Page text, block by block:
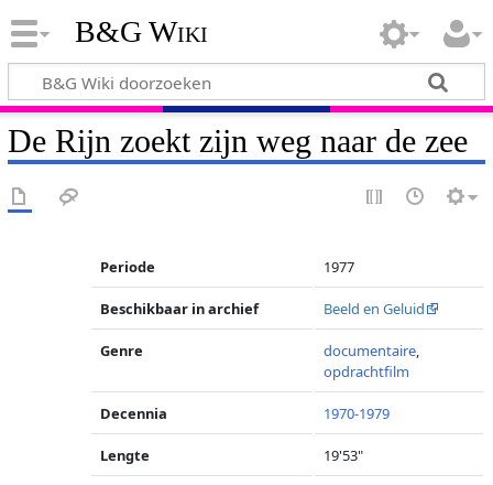
B&G Wiki
De Rijn zoekt zijn weg naar de zee
Periode 1977
Beschikbaar in archief Beeld en Geluid
Genre documentaire,
opdrachtfilm
Decennia 1970-1979
Lengte 19'53"